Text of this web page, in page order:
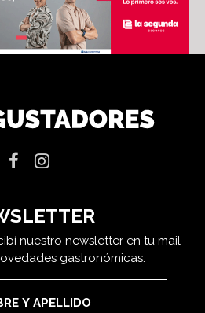
nuestro newsletter en tu mail
gastronómicas.